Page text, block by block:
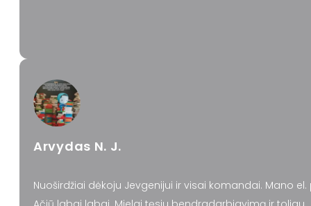
Arvydas N. J.
Nuoširdžiai dėkoju Jevgenijui ir visai komandai. Mano